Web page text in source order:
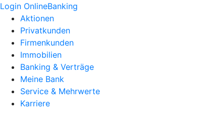
Login OnlineBanking
Aktionen
Privatkunden
Firmenkunden
Immobilien
Banking & Verträge
Meine Bank
Service & Mehrwerte
Karriere